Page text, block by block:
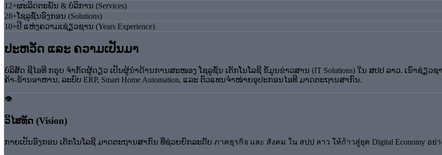
12+ຜະລິດຕະພັນ & ບໍລິການ (Services)
28+ໂຊລູຊັ່ນອົງກອນ (Solutions)
10+ປີ ແຫ່ງຄວາມເຊ່ຽວຊານ (Years Experience)
ປະຫວັດ ແລະ ຄວາມເປັນມາ
ບໍລິສັດ ຊີໄອທີ ກຣຸບ ຈຳກັດຜູ້ດຽວ ເປັນຜູ້ນຳດ້ານການສະໜອງ ໂຊລູຊັ່ນ ເຕັກໂນໂລຊີ ຂໍ້ມູນຂ່າວສານ (IT Solutions) ໃນ ສປປ ລາວ. ເຮົາຊ່ຽ
ຄ້າ-ຮ້ານອາຫານ, ລະບົບ ERP, Smart Home Automation, ແລະ ຕົວແທນຈຳໜ່າຍອຸປະກອນໄອທີ ມາດຕະຖານສາກົນ.
👁️
ວິໄສທັດ (Vision)
ກາຍເປັນອົງກອນ ເຕັກໂນໂລຊີ ມາດຕະຖານສາກົນ ທີ່ຊ່ວຍຍົກລະດັບ ภาคธุรกิจ และ สังคม ใน สปป ลาว ให้ก้าวสู่ยุค Digital Economy อย่า